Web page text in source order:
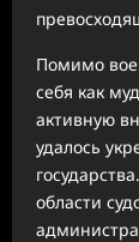
Помимо
себя как
активную
удалось
области